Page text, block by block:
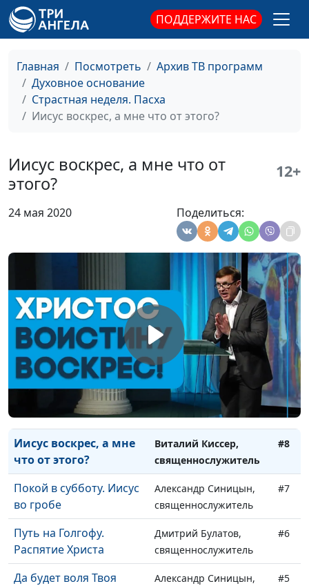
ПОДДЕРЖИТЕ НАС
Главная Посмотреть
Архив ТВ программ
Духовное основание
Страстная неделя. Пасха
Иисус воскрес, а мне что от этого?
Иисус воскрес, а мне что от
этого?
12+
24 мая 2020 Поделиться:
изменилось?
священнослужитель
Иисус во гробе.
Субботний покой
Александр Синицын,
священнослужитель
Распятие Христа
Первое причастие
предательства
Виталий Киссер,
#12
Притча о десяти девах
Александр Синицын,
священнослужитель
#11
Изгнание торгующих
из храма
Дмитрий Булатов,
священнослужитель
#10
Последнее
путешествие Христа в
Иерусалим
Виталий Киссер,
священнослужитель
#9
Иисус воскрес, а мне
что от этого?
Виталий Киссер,
священнослужитель
#8
Покой в субботу. Иисус
во гробе
Александр Синицын,
священнослужитель
#7
Путь на Голгофу.
Распятие Христа
Дмитрий Булатов,
священнослужитель
#6
Да будет воля Твоя
Александр Синицын,
#5